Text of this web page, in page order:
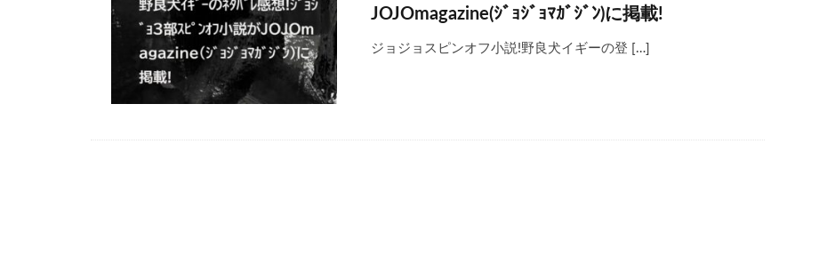
JOJOmagazine(ｼﾞｮｼﾞｮﾏｶﾞｼﾞﾝ)に掲載!
ジョジョスピンオフ小説!野良犬イギーの登 […]